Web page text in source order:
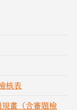
核表
畫（含審題檢